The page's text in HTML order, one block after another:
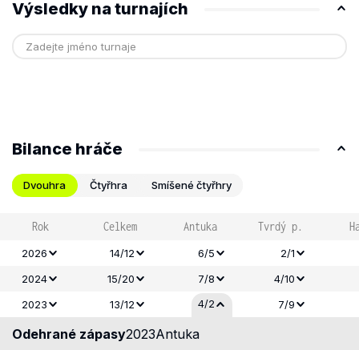
Výsledky na turnajích
Bilance hráče
Dvouhra Čtyřhra Smíšené čtyřhry
Rok Celkem Antuka Tvrdý p.
2026 14/12 6/5
2/1
2024
15/20 7/8
4/10
2023
13/12 4/2 7/9
Odehrané zápasy2023Antuka